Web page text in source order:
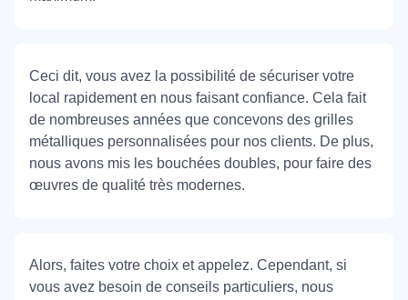
Ceci dit, vous avez la possibilité de sécuriser votre
local rapidement en nous faisant confiance. Cela fait
de nombreuses années que concevons des grilles
métalliques personnalisées pour nos clients. De plus,
nous avons mis les bouchées doubles, pour faire des
œuvres de qualité très modernes.
Alors, faites votre choix et appelez. Cependant, si
vous avez besoin de conseils particuliers, nous